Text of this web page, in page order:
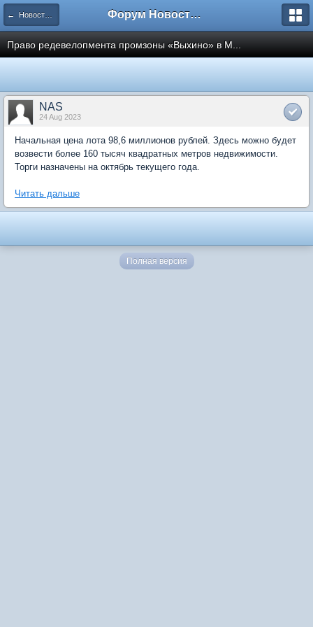
← Новости рынка недвижимости Форум Новостройки
Право редевелопмента промзоны «Выхино» в М...
NAS
24 Aug 2023
Начальная цена лота 98,6 миллионов рублей. Здесь можно будет
возвести более 160 тысяч квадратных метров недвижимости.
Торги назначены на октябрь текущего года.
Читать дальше
Полная версия